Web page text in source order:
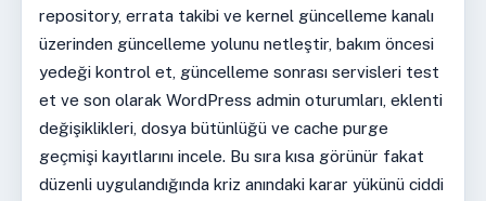
repository, errata takibi ve kernel güncelleme kanalı
üzerinden güncelleme yolunu netleştir, bakım öncesi
yedeği kontrol et, güncelleme sonrası servisleri test
et ve son olarak WordPress admin oturumları, eklenti
değişiklikleri, dosya bütünlüğü ve cache purge
geçmişi kayıtlarını incele. Bu sıra kısa görünür fakat
düzenli uygulandığında kriz anındaki karar yükünü ciddi